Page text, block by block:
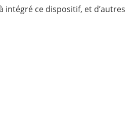
intégré ce dispositif, et d’autres